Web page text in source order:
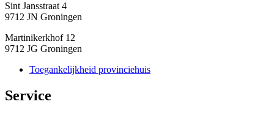
Sint Jansstraat 4
9712 JN Groningen
Martinikerkhof 12
9712 JG Groningen
Toegankelijkheid provinciehuis
Service